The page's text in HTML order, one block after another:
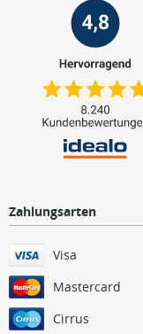
Zahlungsarten
Visa
Mastercard
Cirrus